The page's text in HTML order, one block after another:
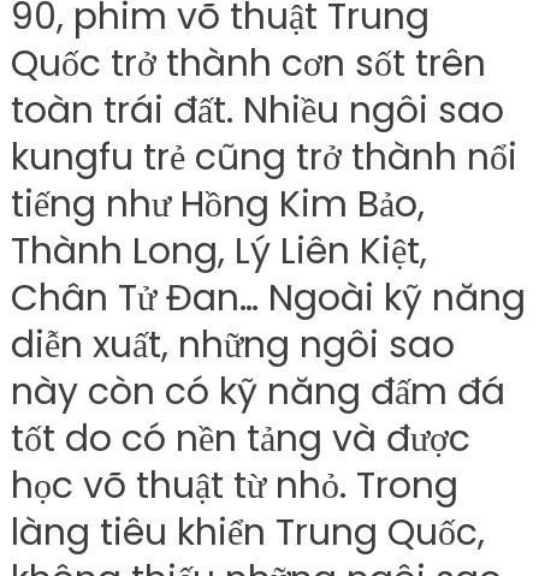
90, phim võ thuật Trung
Quốc trở thành cơn sốt trên
toàn trái đất. Nhiều ngôi sao
kungfu trẻ cũng trở thành nổi
tiếng như Hồng Kim Bảo,
Thành Long, Lý Liên Kiệt,
Chân Tử Đan… Ngoài kỹ năng
diễn xuất, những ngôi sao
này còn có kỹ năng đấm đá
tốt do có nền tảng và được
học võ thuật từ nhỏ. Trong
làng tiêu khiển Trung Quốc,